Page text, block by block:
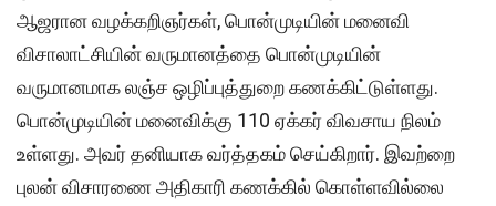
ஆஜரான வழக்கறிஞர்கள், பொன்முடியின் மனைவி
விசாலாட்சியின் வருமானத்தை பொன்முடியின்
வருமானமாக லஞ்ச ஒழிப்புத்துறை கணக்கிட்டுள்ளது.
பொன்முடியின் மனைவிக்கு 110 ஏக்கர் விவசாய நிலம்
உள்ளது. அவர் தனியாக வர்த்தகம் செய்கிறார். இவற்றை
புலன் விசாரணை அதிகாரி கணக்கில் கொள்ளவில்லை